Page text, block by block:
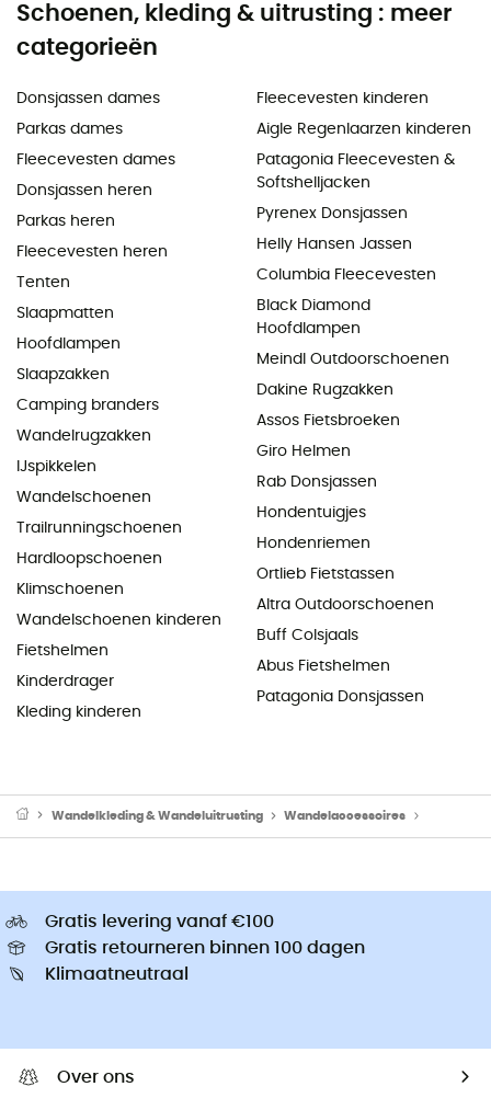
Schoenen, kleding & uitrusting : meer
categorieën
Donsjassen dames
Parkas dames
Fleecevesten dames
Donsjassen heren
Parkas heren
Fleecevesten heren
Tenten
Slaapmatten
Hoofdlampen
Slaapzakken
Camping branders
Wandelrugzakken
IJspikkelen
Wandelschoenen
Trailrunningschoenen
Hardloopschoenen
Klimschoenen
Wandelschoenen kinderen
Fietshelmen
Kinderdrager
Kleding kinderen
Fleecevesten kinderen
Aigle Regenlaarzen kinderen
Patagonia Fleecevesten &
Softshelljacken
Pyrenex Donsjassen
Helly Hansen Jassen
Columbia Fleecevesten
Black Diamond
Hoofdlampen
Meindl Outdoorschoenen
Dakine Rugzakken
Assos Fietsbroeken
Giro Helmen
Rab Donsjassen
Hondentuigjes
Hondenriemen
Ortlieb Fietstassen
Altra Outdoorschoenen
Buff Colsjaals
Abus Fietshelmen
Patagonia Donsjassen
Wandelkleding & Wandeluitrusting Wandelaccessoires
Gratis levering vanaf €100
Gratis retourneren binnen 100 dagen
Klimaatneutraal
Over ons